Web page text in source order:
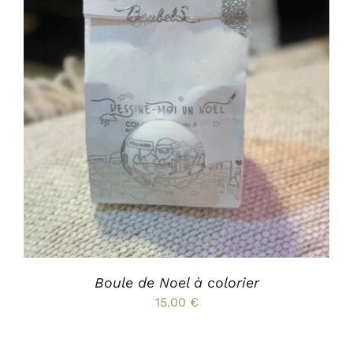
19.00 €
AJOUTER AU PANIER
/
DÉTAILS
Boule de Noel à colorier
15.00 €